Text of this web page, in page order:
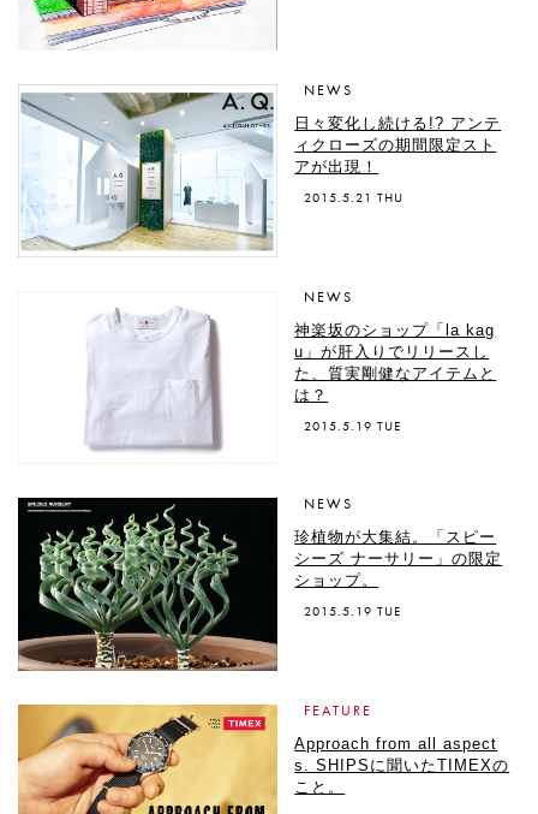
NEWS
日々変化し続ける!? アンテ
ィクローズの期間限定スト
アが出現！
2015.5.21 THU
NEWS
神楽坂のショップ「la kag
u」が肝入りでリリースし
た、質実剛健なアイテムと
は？
2015.5.19 TUE
NEWS
珍植物が大集結。「スピー
シーズ ナーサリー」の限定
ショップ。
2015.5.19 TUE
FEATURE
Approach from all aspect
s. SHIPSに聞いたTIMEXの
こと。